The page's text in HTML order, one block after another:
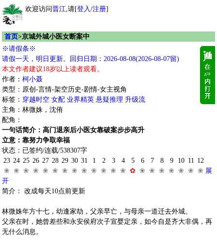
欢迎访问晋江,请[登入/注册]
首页>京城外城小医女断案中
※请假条※
请假一天，明日更新。回归日期：2026-08-08(2026-08-07留)
本文作者建议18岁以上读者观看。
作者： 柯小聂
类型：原创-言情-架空历史-剧情-女主视角
标签： 穿越时空 女配 业界精英 悬疑推理 升级流
主角：林微姝，沈侑
配角：
一句话简介：高门退亲后小医女靠破案步步高升
立意：靠努力争取幸福
状态：已签约/连载/538307字
23
❀
24
❀
25
❀
26
❀
27
❀
28
❀
29
❀
30
❀
31
❀
1
❀
2
❀
3
❀
4
❀
5
✿
6
❀
7
❀
8
❀
9
❀
10
❀
11
❀
12
❀ 展
开
简介： 改成每天10点前更新
林微姝年方十七，幼逢家劫，父亲早亡，与母亲一道迁去外城。
父亲在时，她曾差些和永安侯府次子宣婴定亲，如今自是齐大非偶，再
无什么消息。